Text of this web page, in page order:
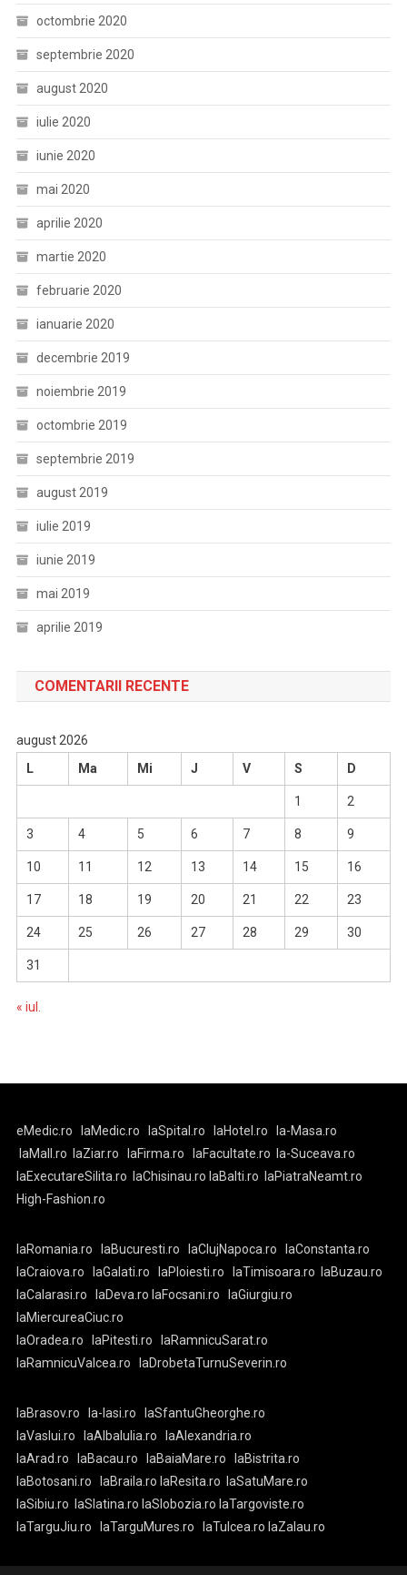
octombrie 2020
septembrie 2020
august 2020
iulie 2020
iunie 2020
mai 2020
aprilie 2020
martie 2020
februarie 2020
ianuarie 2020
decembrie 2019
noiembrie 2019
octombrie 2019
septembrie 2019
august 2019
iulie 2019
iunie 2019
mai 2019
aprilie 2019
COMENTARII RECENTE
august 2026
L
Ma Mi J V S D
1 2
3 4 5 6 7 8 9
10 11 12 13 14 15 16
17 18 19 20 21 22 23
24 25 26 27 28 29 30
31
« iul.
eMedic.ro laMedic.ro laSpital.ro laHotel.ro
la-Masa.ro
laMall.ro
laZiar.ro laFirma.ro laFacultate.ro
la-Suceava.ro
laExecutareSilita.ro
laChisinau.ro laBalti.ro
laPiatraNeamt.ro
High-Fashion.ro
laRomania.ro laBucuresti.ro laClujNapoca.ro
laConstanta.ro
laCraiova.ro
laGalati.ro laPloiesti.ro laTimisoara.ro
laBuzau.ro
laCalarasi.ro
laDeva.ro laFocsani.ro
laGiurgiu.ro
laMiercureaCiuc.ro
laOradea.ro
laPitesti.ro
laRamnicuSarat.ro
laRamnicuValcea.ro
laDrobetaTurnuSeverin.ro
laBrasov.ro la-Iasi.ro
laSfantuGheorghe.ro
laVaslui.ro
laAlbaIulia.ro
laAlexandria.ro
laArad.ro
laBacau.ro laBaiaMare.ro
laBistrita.ro
laBotosani.ro
laBraila.ro laResita.ro
laSatuMare.ro
laSibiu.ro
laSlatina.ro laSlobozia.ro laTargoviste.ro
laTarguJiu.ro
laTarguMures.ro laTulcea.ro laZalau.ro